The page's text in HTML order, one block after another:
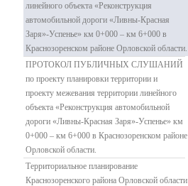
линейного объекта «Реконструкция
автомобильной дороги «Ливны-Красная
Заря»-Успенье» км 0+000 – км 6+000 в
Краснозоренском районе Орловской области.
ПРОТОКОЛ ПУБЛИЧНЫХ СЛУШАНИЙ
по проекту планировки территории и
проекту межевания территории линейного
объекта «Реконструкция автомобильной
дороги «Ливны-Красная Заря»-Успенье» км
0+000 – км 6+000 в Краснозоренском районе
Орловской области.
Территориальное планирование
Краснозоренского района Орловской области